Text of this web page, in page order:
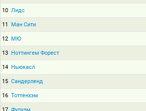
10 Лидс
11 Ман Сити
12 МЮ
13 Ноттингем Форест
14 Ньюкасл
15 Сандерленд
16 Тоттенхэм
17 Фулхэм